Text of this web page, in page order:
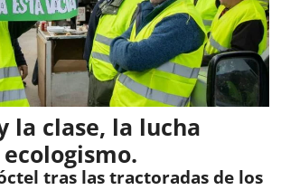
la clase, la lucha
tras las tractoradas de los